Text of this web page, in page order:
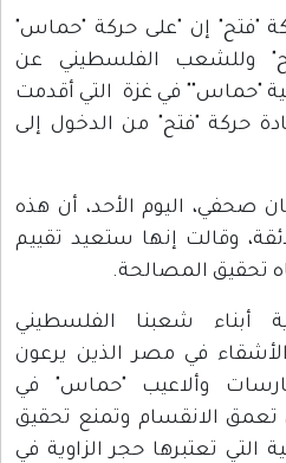
"فتح" إن "على حركة "حماس"
وللشعب الفلسطيني عن
"حماس"" في غزة التي أقدمت
حركة "فتح" من الدخول إلى
صحفي، اليوم الأحد، أن هذه
وقالت إنها ستعيد تقييم
تحقيق المصالحة.
أبناء شعبنا الفلسطيني
في مصر الذين يرعون
وألاعيب "حماس" في
تعمق الانقسام وتمنع تحقيق
التي تعتبرها حجر الزاوية في